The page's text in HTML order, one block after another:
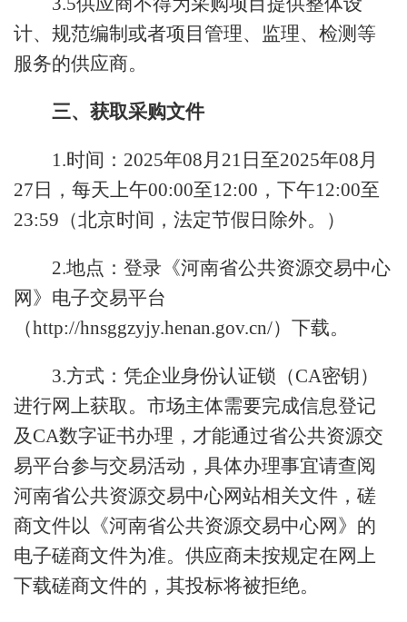
计、规范编制或者项目管理、监理、检测等
服务的供应商。
三、获取采购文件
1.时间：2025年08月21日至2025年08月
27日，每天上午00:00至12:00，下午12:00至
23:59（北京时间，法定节假日除外。）
2.地点：登录《河南省公共资源交易中心
网》电子交易平台
（http://hnsggzyjy.henan.gov.cn/）下载。
3.方式：凭企业身份认证锁（CA密钥）
进行网上获取。市场主体需要完成信息登记
及CA数字证书办理，才能通过省公共资源交
易平台参与交易活动，具体办理事宜请查阅
河南省公共资源交易中心网站相关文件，磋
商文件以《河南省公共资源交易中心网》的
电子磋商文件为准。供应商未按规定在网上
下载磋商文件的，其投标将被拒绝。